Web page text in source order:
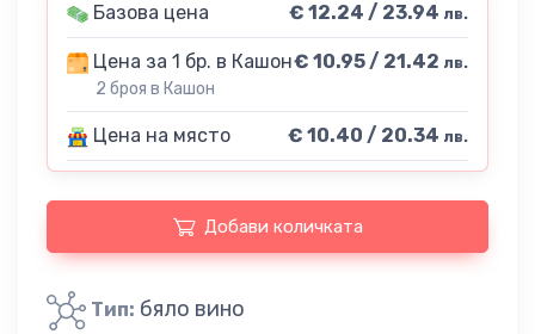
Базова цена € 12.24 / 23.94 лв.
Цена за 1 бр. в Кашон
2 броя в Кашон
€ 10.95 / 21.42 лв.
Цена на място € 10.40 / 20.34 лв.
Добави количката
Тип: бяло вино